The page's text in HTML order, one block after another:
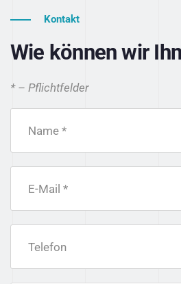
Kontakt
Wie können wir
* – Pflichtfelder
Name *
E-Mail *
Telefon